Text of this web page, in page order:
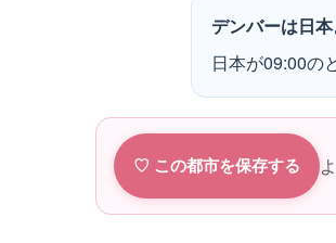
デンバーは日
日本が09:00の
♡ この都市を保存する